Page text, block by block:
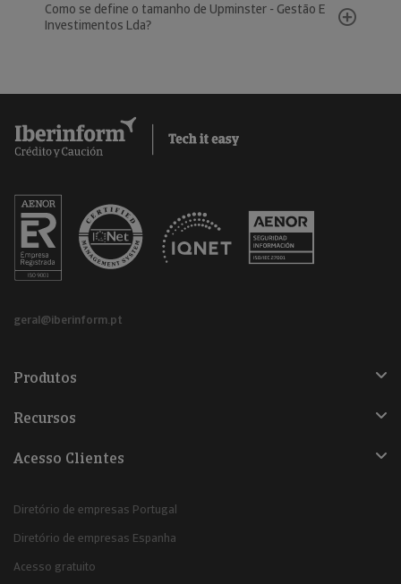
Como se define o tamanho de Upminster - Gestão E
Investimentos Lda?
geral@iberinform.pt
Produtos
Recursos
Acesso Clientes
Diretório de empresas Portugal
Diretório de empresas Espanha
Acesso gratuito